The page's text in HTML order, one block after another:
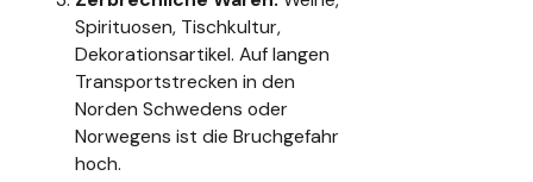
Spirituosen, Tischkultur,
Dekorationsartikel. Auf langen
Transportstrecken in den
Norden Schwedens oder
Norwegens ist die Bruchgefahr
hoch.